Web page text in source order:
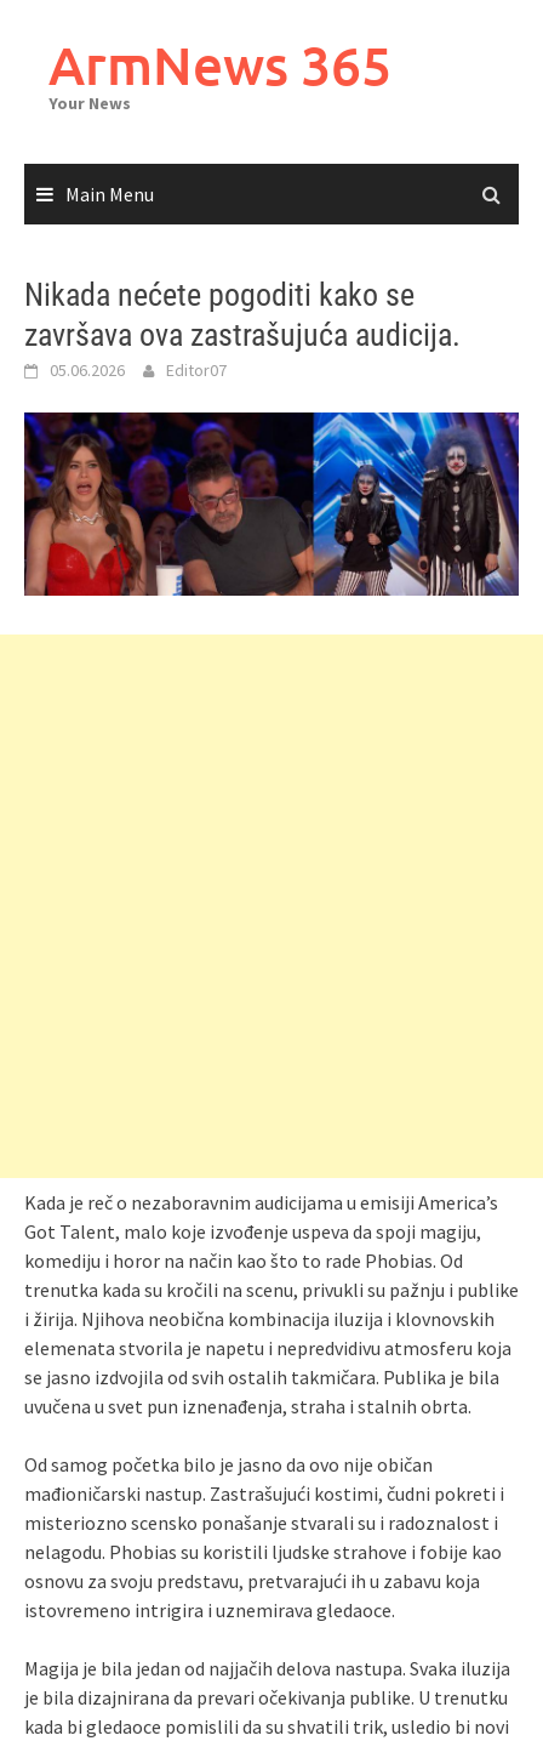
contentArmNews 365
Your News
Main Menu
Nikada nećete pogoditi kako se
završava ova zastrašujuća audicija.
05.06.2026 Editor07
Kada je reč o nezaboravnim audicijama u emisiji America’s
Got Talent, malo koje izvođenje uspeva da spoji magiju,
komediju i horor na način kao što to rade Phobias. Od
trenutka kada su kročili na scenu, privukli su pažnju i publike
i žirija. Njihova neobična kombinacija iluzija i klovnovskih
elemenata stvorila je napetu i nepredvidivu atmosferu koja
se jasno izdvojila od svih ostalih takmičara. Publika je bila
uvučena u svet pun iznenađenja, straha i stalnih obrta.
Od samog početka bilo je jasno da ovo nije običan
mađioničarski nastup. Zastrašujući kostimi, čudni pokreti i
misteriozno scensko ponašanje stvarali su i radoznalost i
nelagodu. Phobias su koristili ljudske strahove i fobije kao
osnovu za svoju predstavu, pretvarajući ih u zabavu koja
istovremeno intrigira i uznemirava gledaoce.
Magija je bila jedan od najjačih delova nastupa. Svaka iluzija
je bila dizajnirana da prevari očekivanja publike. U trenutku
kada bi gledaoce pomislili da su shvatili trik, usledio bi novi